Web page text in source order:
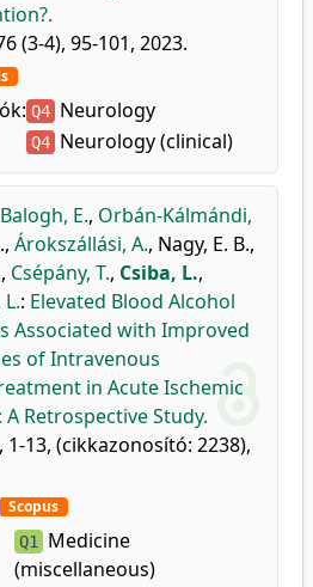
(3-4), 95-101, 2023.
Q4 Neurology
Q4 Neurology (clinical)
Balogh, E., Orbán-Kálmándi,
, Árokszállási, A., Nagy, E. B.,
, Csépány, T., Csiba, L.,
: Elevated Blood Alcohol
Associated with Improved
of Intravenous
in Acute Ischemic
Retrospective Study.
1-13, (cikkazonosító: 2238),
Scopus
Q1
Medicine
(miscellaneous)